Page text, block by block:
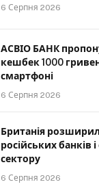
6 Серпня 2026
АСВІО БАНК
кешбек 1000
смартфоні
6 Серпня 2026
Британія
російських банків
сектору
6 Серпня 2026